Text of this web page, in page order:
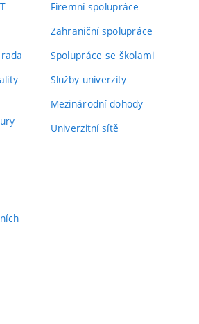
Firemní spolupráce
Zahraniční spolupráce
Spolupráce se školami
Služby univerzity
Mezinárodní dohody
Univerzitní sítě